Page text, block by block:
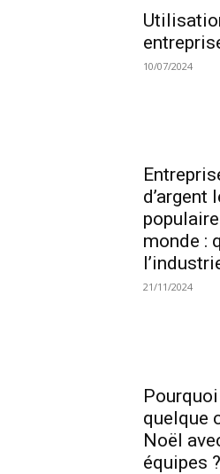
10/07/2024
d’argent
monde :
21/11/2024
quelque
Noël
équipes ?